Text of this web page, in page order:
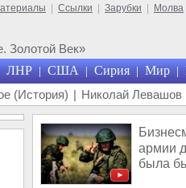
Ссылки Зарубки Молва
Золотой Век»
ЛНР | США | Сирия | Мир |
(История) | Николай Левашов
армии
была